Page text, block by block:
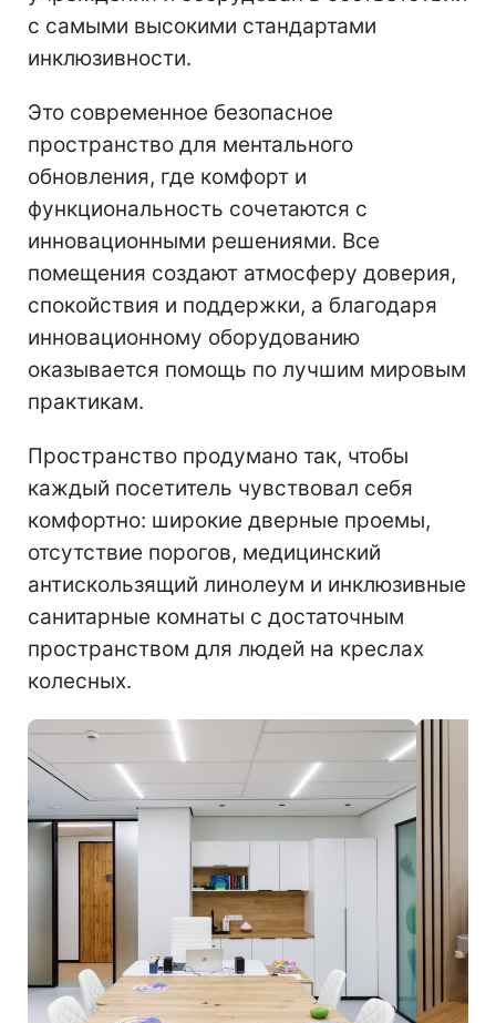
с самыми высокими стандартами
инклюзивности.
Это современное безопасное
пространство для ментального
обновления, где комфорт и
функциональность сочетаются с
инновационными решениями. Все
помещения создают атмосферу доверия,
спокойствия и поддержки, а благодаря
инновационному оборудованию
оказывается помощь по лучшим мировым
практикам.
Пространство продумано так, чтобы
каждый посетитель чувствовал себя
комфортно: широкие дверные проемы,
отсутствие порогов, медицинский
антискользящий линолеум и инклюзивные
санитарные комнаты с достаточным
пространством для людей на креслах
колесных.